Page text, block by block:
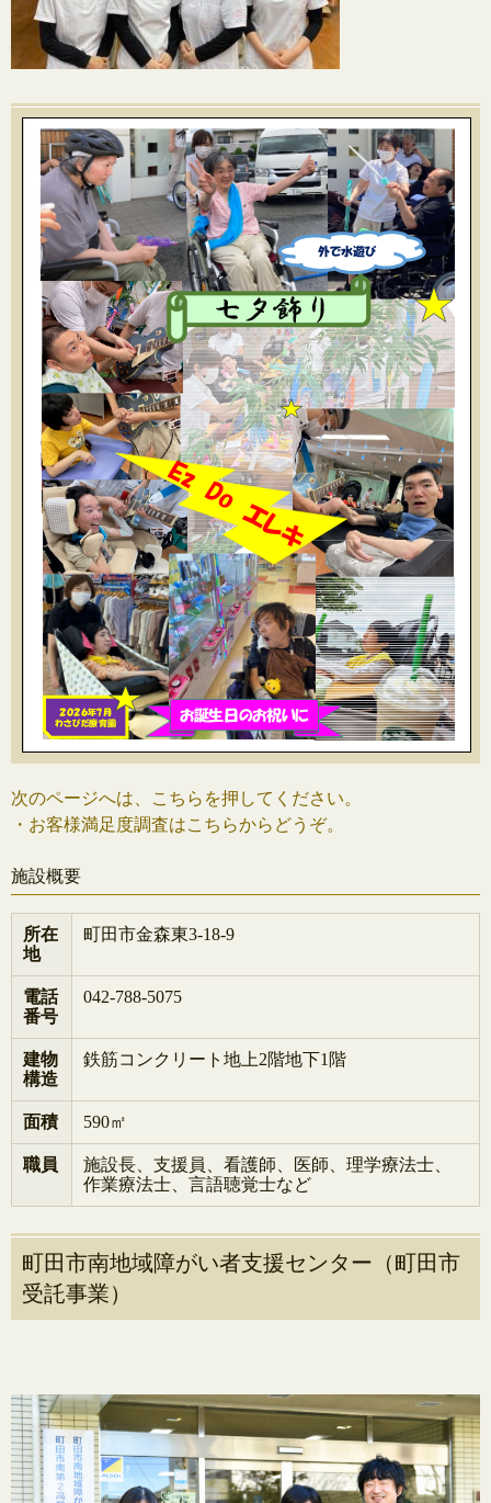
次のページへは、こちらを押してください。
・お客様満足度調査はこちらからどうぞ。
施設概要
所在
地
町田市金森東3-18-9
電話
番号
042-788-5075
建物
構造
鉄筋コンクリート地上2階地下1階
面積 590㎡
職員
施設長、支援員、看護師、医師、理学療法士、
作業療法士、言語聴覚士など
町田市南地域障がい者支援センター（町田市
受託事業）